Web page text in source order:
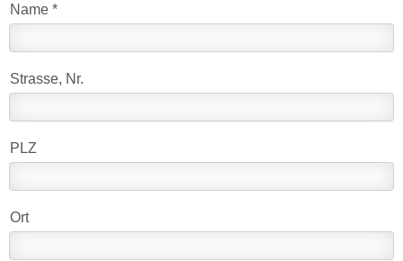
Name *
Strasse, Nr.
PLZ
Ort